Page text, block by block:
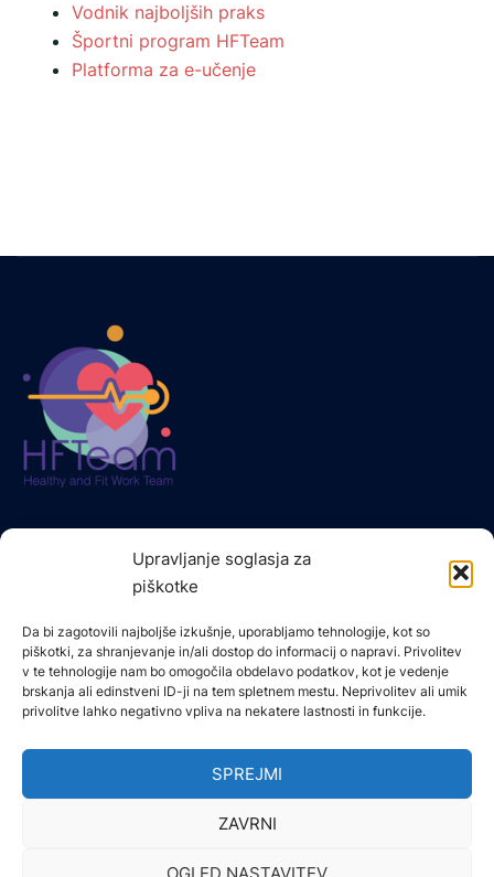
Upravljanje soglasja za
piškotke
Da bi zagotovili najboljše izkušnje, uporabljamo tehnologije, kot so
piškotki, za shranjevanje in/ali dostop do informacij o napravi. Privolitev
v te tehnologije nam bo omogočila obdelavo podatkov, kot je vedenje
brskanja ali edinstveni ID-ji na tem spletnem mestu. Neprivolitev ali umik
privolitve lahko negativno vpliva na nekatere lastnosti in funkcije.
SPREJMI
ZAVRNI
OGLED NASTAVITEV
Vodnik najboljših praks
Športni program HFTeam
Platforma za e-učenje
STOPITE V STIK Z NAMI
Borova vas 1, 2000, Maribor, Slovenia
+386 40464 779